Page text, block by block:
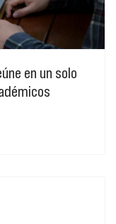
en un solo